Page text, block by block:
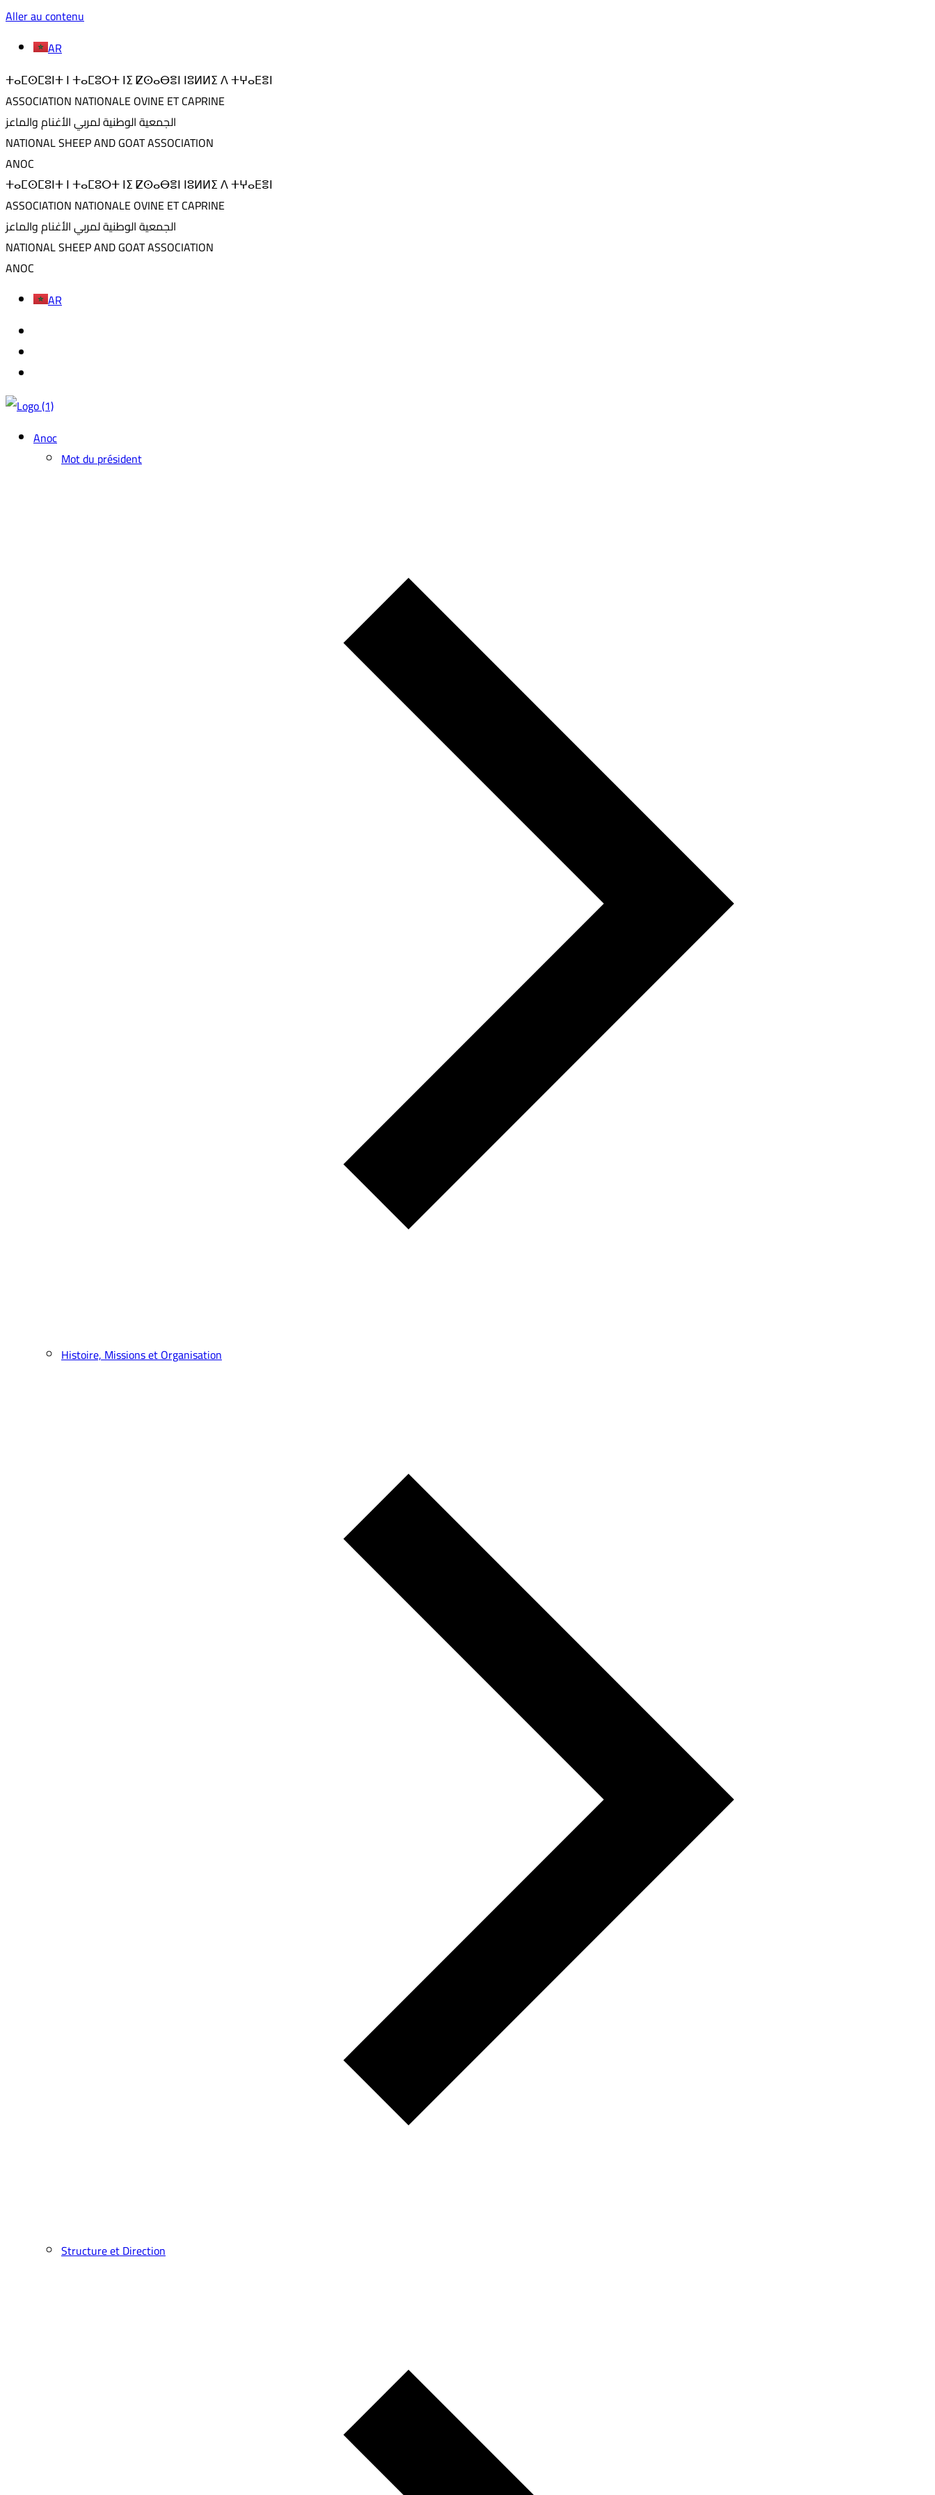
Aller au contenu
AR
ⵜⴰⵎⵙⵎⵓⵏⵜ ⵏ ⵜⴰⵎⵓⵔⵜ ⵏⵉ ⵇⵙⴰⴱⴻⵏ ⵏⵓⵍⵍⵉ ⴷ ⵜⵖⴰⴹⴻⵏ
ASSOCIATION NATIONALE OVINE ET CAPRINE
الجمعية الوطنية لمربي الأغنام والماعز
NATIONAL SHEEP AND GOAT ASSOCIATION
ANOC
ⵜⴰⵎⵙⵎⵓⵏⵜ ⵏ ⵜⴰⵎⵓⵔⵜ ⵏⵉ ⵇⵙⴰⴱⴻⵏ ⵏⵓⵍⵍⵉ ⴷ ⵜⵖⴰⴹⴻⵏ
ASSOCIATION NATIONALE OVINE ET CAPRINE
الجمعية الوطنية لمربي الأغنام والماعز
NATIONAL SHEEP AND GOAT ASSOCIATION
ANOC
AR
Anoc
Mot du président
Histoire, Missions et Organisation
Structure et Direction